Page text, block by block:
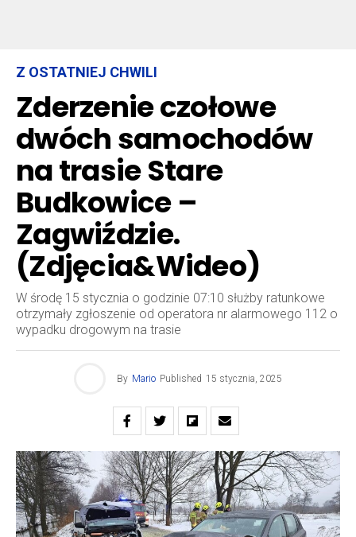
Z OSTATNIEJ CHWILI
Zderzenie czołowe
dwóch samochodów
na trasie Stare
Budkowice –
Zagwiździe.
(Zdjęcia&Wideo)
W środę 15 stycznia o godzinie 07:10 służby ratunkowe
otrzymały zgłoszenie od operatora nr alarmowego 112 o
wypadku drogowym na trasie
By Mario Published 15 stycznia, 2025